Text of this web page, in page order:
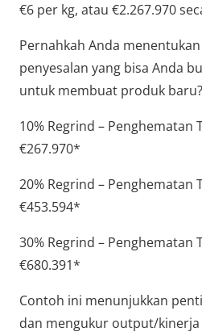
€6 per kg, atau €2.267.970
Pernahkah Anda
penyesalan yang bisa Anda
untuk membuat produk baru?
10% Regrind – Penghematan
€267.970*
20% Regrind – Penghematan
€453.594*
30% Regrind – Penghematan
€680.391*
Contoh ini menunjukkan
dan mengukur output/